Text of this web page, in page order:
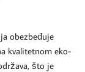
obezbeđuje
kvalitetnom eko-
što je